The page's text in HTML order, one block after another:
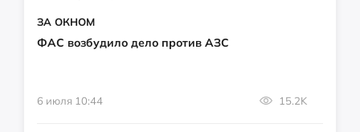
ЗА ОКНОМ
ФАС возбудило дело против АЗС
6 июля 10:44 15.2K